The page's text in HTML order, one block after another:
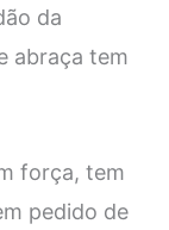
da
abraça tem
força, tem
pedido de